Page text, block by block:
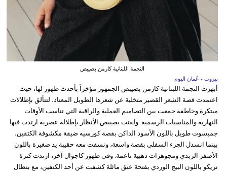
النجمة اللبنانية كارمن بصيبص
بيروت - عُمان اليوم
أبهرت النجمة اللبنانية كارمن بصيبص الجمهور مؤخراً بأحدث ظهور لها، حيث
اعتمدت قصة الشعر القصير متخلية عن شعرها الطويل المعتاد، لتتألق بإطلالات
مبتكرة وخاطفة جمعت بين التصاميم العملية والراقية التي تناسب الأوقات
النهارية والمناسبات الرسمية. ولفتت بصيبص الأنظار بإطلالة عصرية ارتدت فيها
جمبسوت طويل باللون الأسود الداكن بقصة كورسيه ضيقة مكشوفة الكتفين،
بينما انسدل الجزء السفلي بقصة واسعة، ونسقت معه حقيبة يد صغيرة باللون
الأصفر الزبدي ومجوهرات ذهبية ناعمة. وفي ظهور كاجوال آخر، ارتدت كنزة
تريكو باللون البيج الوردي بفتحة عنق مائلة كشفت عن أحد الكتفين، مع بنطال